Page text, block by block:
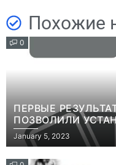
Похожие
0
ПЕРВЫЕ
ПОЗВОЛИЛИ
ВРЕМЕНИ ЖИЗНИ
January 5, 2023